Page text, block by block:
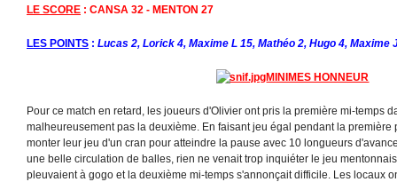
LE SCORE : CANSA 32 - MENTON 27
LES POINTS : Lucas 2, Lorick 4, Maxime L 15, Mathéo 2, Hugo 4, Maxime
MINIMES HONNEUR
Pour ce match en retard, les joueurs d'Olivier ont pris la première mi-temps
malheureusement pas la deuxième. En faisant jeu égal pendant la
monter leur jeu d'un cran pour atteindre la pause avec 10 longueurs
une belle circulation de balles, rien ne venait trop inquiéter le jeu
pleuvaient à gogo et la deuxième mi-temps s'annonçait difficile. Les locaux